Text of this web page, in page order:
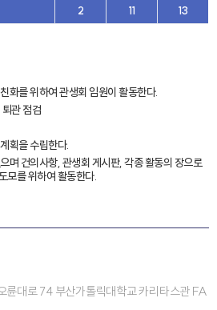
2 11 13
화를 위하여 관생회 임원이 활동한다.
관 점검
획을 수립한다.
며 건의사항, 관생회 게시판, 각종 활동의 장으로
모를 위하여 활동한다.
대로 74 부산가톨릭대학교 카리타스관 FA